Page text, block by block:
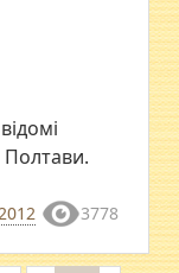
Полтави.
3778